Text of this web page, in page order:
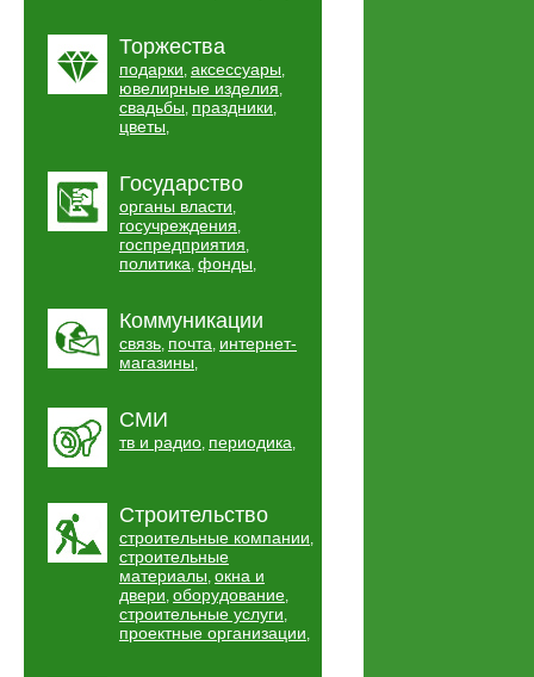
Торжества
подарки, аксессуары,
ювелирные изделия,
свадьбы, праздники,
цветы,
Государство
органы власти,
госучреждения,
госпредприятия,
политика, фонды,
Коммуникации
связь, почта, интернет-
магазины,
СМИ
тв и радио, периодика,
Строительство
строительные компании,
строительные
материалы, окна и
двери, оборудование,
строительные услуги,
проектные организации,